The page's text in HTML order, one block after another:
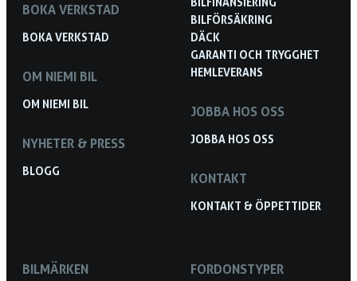
BOKA VERKSTAD
BOKA VERKSTAD
OM NIEMI BIL
OM NIEMI BIL
NYHETER & PRESS
BLOGG
BILFÖRSÄKRING
DÄCK
GARANTI OCH TRYGGHET
HEMLEVERANS
JOBBA HOS OSS
JOBBA HOS OSS
KONTAKT
KONTAKT & ÖPPETTIDER
BILMÄRKEN FORDONSTYPER